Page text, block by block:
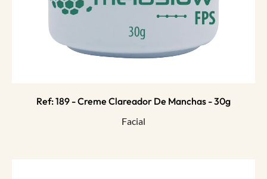
Ref: 189 - Creme Clareador De Manchas - 30g
Facial